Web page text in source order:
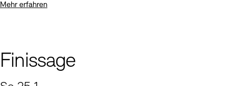
Mehr erfahren
Finissage